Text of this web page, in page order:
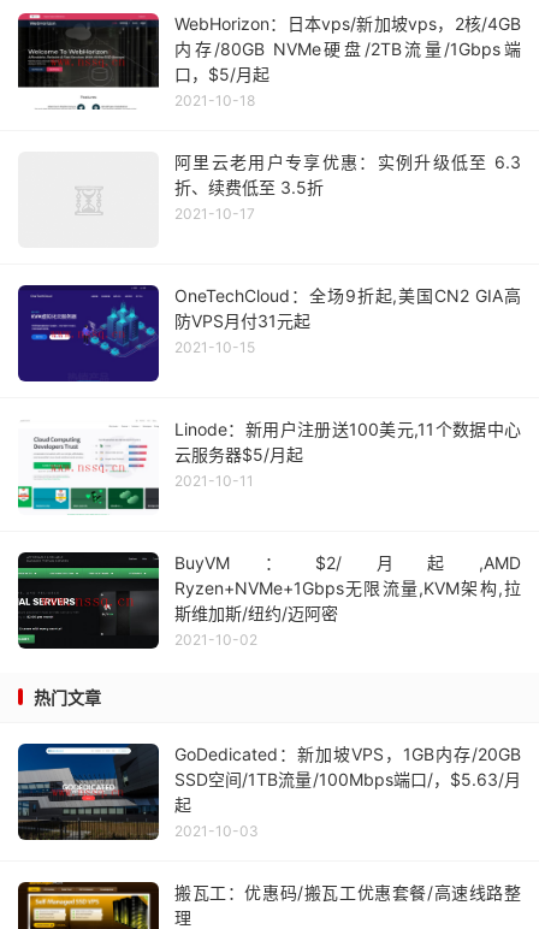
WebHorizon：日本vps/新加坡vps，2核/4GB
内存/80GB NVMe硬盘/2TB流量/1Gbps端
口，$5/月起
2021-10-18
阿里云老用户专享优惠：实例升级低至 6.3
折、续费低至 3.5折
2021-10-17
OneTechCloud：全场9折起,美国CN2 GIA高
防VPS月付31元起
2021-10-15
Linode：新用户注册送100美元,11个数据中心
云服务器$5/月起
2021-10-11
BuyVM：$2/月起,AMD
Ryzen+NVMe+1Gbps无限流量,KVM架构,拉
斯维加斯/纽约/迈阿密
2021-10-02
热门文章
GoDedicated：新加坡VPS，1GB内存/20GB
SSD空间/1TB流量/100Mbps端口/，$5.63/月
起
2021-10-03
搬瓦工：优惠码/搬瓦工优惠套餐/高速线路整
理